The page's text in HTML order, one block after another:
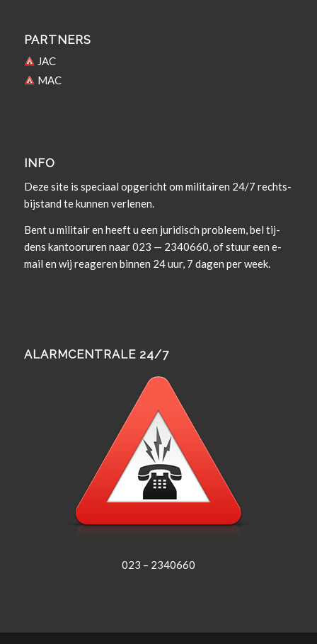
PARTNERS
JAC
MAC
INFO
Deze site is spe­ci­aal opgericht om militairen 24/7 rechts­
bi­j­s­tand te kun­nen verlenen.
Bent u militair en heeft u een juridisch prob­leem, bel tij­
dens kan­tooruren naar 023 — 2340660, of stuur een e-
mail en wij rea­geren bin­nen 24 uur, 7 dagen per week.
ALARMCENTRALE 24/7
023 – 2340660